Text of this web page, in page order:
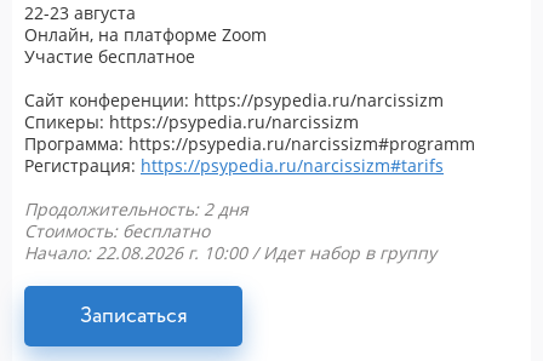
22-23 августа
Онлайн, на платформе Zoom
Участие бесплатное
Сайт конференции: https://psypedia.ru/narcissizm
Спикеры: https://psypedia.ru/narcissizm
Программа: https://psypedia.ru/narcissizm#programm
Регистрация: https://psypedia.ru/narcissizm#tarifs
Продолжительность: 2 дня
Стоимость: бесплатно
Начало: 22.08.2026 г. 10:00 /Идет набор в группу